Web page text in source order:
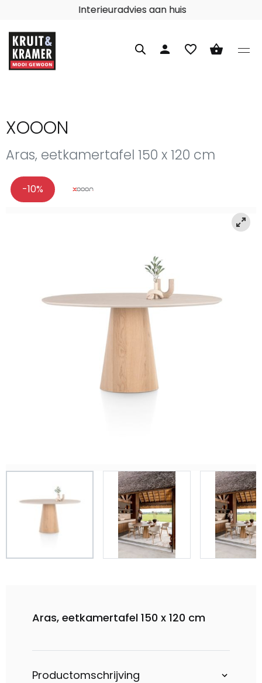
Interieuradvies aan huis
person favorite_border shopping_basket
XOOON
Aras, eetkamertafel 150 x 120 cm
-10%
Aras, eetkamertafel 150 x 120 cm
Productomschrijving